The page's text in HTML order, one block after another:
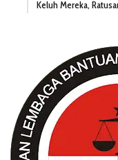
Keluh Mereka,